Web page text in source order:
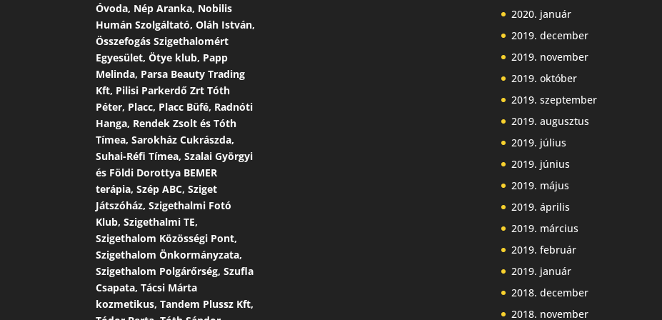
Óvoda, Nép Aranka, Nobilis
Humán Szolgáltató, Oláh István,
Összefogás Szigethalomért
Egyesület, Ötye klub, Papp
Melinda, Parsa Beauty Trading
Kft, Pilisi Parkerdő Zrt Tóth
Péter, Placc, Placc Büfé, Radnóti
Hanga, Rendek Zsolt és Tóth
Tímea, Sarokház Cukrászda,
Suhai-Réfi Tímea, Szalai Györgyi
és Földi Dorottya BEMER
terápia, Szép ABC, Sziget
Játszóház, Szigethalmi Fotó
Klub, Szigethalmi TE,
Szigethalom Közösségi Pont,
Szigethalom Önkormányzata,
Szigethalom Polgárőrség, Szufla
Csapata, Tácsi Márta
kozmetikus, Tandem Plussz Kft,
2020. január
2019. december
2019. november
2019. október
2019. szeptember
2019. augusztus
2019. július
2019. június
2019. május
2019. április
2019. március
2019. február
2019. január
2018. december
2018. november